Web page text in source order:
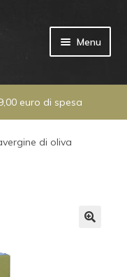
Menu
euro di spesa
di oliva